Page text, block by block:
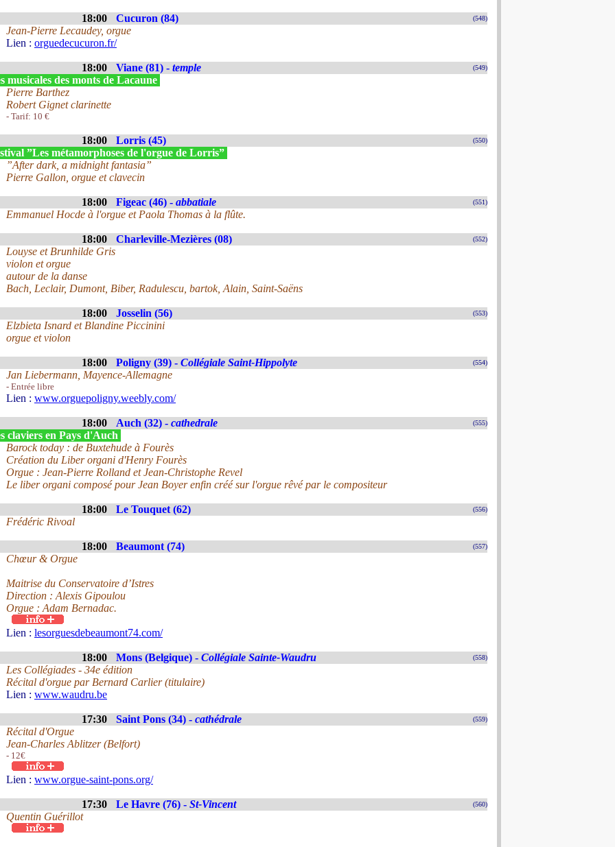
18:00 Cucuron (84) (548)
Jean-Pierre Lecaudey, orgue
Lien : orguedecucuron.fr/
18:00 Viane (81) - temple (549)
musicales des monts de Lacaune
Pierre Barthez
Robert Gignet clarinette
- Tarif: 10 €
18:00 Lorris (45) (550)
”Les métamorphoses de l'orgue de Lorris”
”After dark, a midnight fantasia”
Pierre Gallon, orgue et clavecin
18:00 Figeac (46) - abbatiale (551)
Emmanuel Hocde à l'orgue et Paola Thomas à la flûte.
18:00 Charleville-Mezières (08) (552)
Louyse et Brunhilde Gris
violon et orgue
autour de la danse
Bach, Leclair, Dumont, Biber, Radulescu, bartok, Alain, Saint-Saëns
18:00 Josselin (56) (553)
Elzbieta Isnard et Blandine Piccinini
orgue et violon
18:00 Poligny (39) - Collégiale Saint-Hippolyte (554)
Jan Liebermann, Mayence-Allemagne
- Entrée libre
Lien : www.orguepoligny.weebly.com/
18:00 Auch (32) - cathedrale (555)
claviers en Pays d'Auch
Barock today : de Buxtehude à Fourès
Création du Liber organi d'Henry Fourès
Orgue : Jean-Pierre Rolland et Jean-Christophe Revel
Le liber organi composé pour Jean Boyer enfin créé sur l'orgue rêvé par le compositeur
18:00 Le Touquet (62) (556)
Frédéric Rivoal
18:00 Beaumont (74) (557)
Chœur & Orgue
Maitrise du Conservatoire d’Istres
Direction : Alexis Gipoulou
Orgue : Adam Bernadac.
Lien : lesorguesdebeaumont74.com/
18:00 Mons (Belgique) - Collégiale Sainte-Waudru (558)
Les Collégiades - 34e édition
Récital d'orgue par Bernard Carlier (titulaire)
Lien : www.waudru.be
17:30 Saint Pons (34) - cathédrale (559)
Récital d'Orgue
Jean-Charles Ablitzer (Belfort)
- 12€
Lien : www.orgue-saint-pons.org/
17:30 Le Havre (76) - St-Vincent (560)
Quentin Guérillot